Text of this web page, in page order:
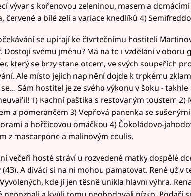
vývar s kořenovou zeleninou, masem a
červené a bílé zelí a variace knedlíků 4)
se upírají ke čtvrtečnímu hostiteli
Dostojí svému jménu? Má na to i vzdělání v oboru
který se brzy stane otcem, ve svých soupeřích
Ale místo jejich naplnění dojde k trpkému
Sám hostitel je ze svého výkonu v šoku -
1) Kachní paštika s restovaným toustem 2)
a pomerančem 3) Vepřová panenka se
a hořčicovou omáčkou 4) Čokoládovo-
z mascarpone a malinovým coulis.
večeři hosté stráví u rozvedené matky dospělé
(43). A diváci si na ni mohou pamatovat. René už v
kde jí jen těsně unikla hlavní výhra.